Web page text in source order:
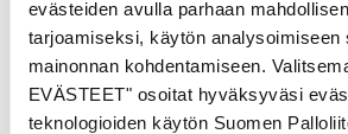
evästeiden avulla parhaan
tarjoamiseksi, käytön analysoimiseen
mainonnan kohdentamiseen.
EVÄSTEET" osoitat hyväksyväsi
teknologioiden käytön Suomen
Write a review